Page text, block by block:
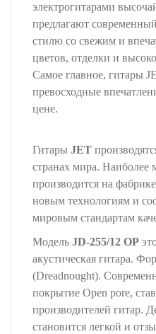
электрогитарами
предлагают
стилю со свежим и
цветов, отделки и
Самое главное, гитары
превосходные
цене.
Гитары JET
странах мира. Наиболее
производится на
новым технологиям и
мировым стандартам
Модель JD-255/12 OP
акустическая гитара.
(Dreadnought).
покрытие Open pore,
производителей гитар.
становится легкой и